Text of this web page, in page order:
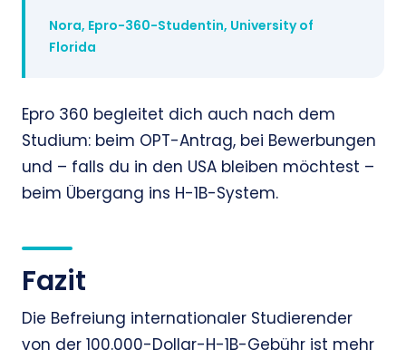
Nora, Epro-360-Studentin, University of
Florida
Epro 360 begleitet dich auch nach dem
Studium: beim OPT-Antrag, bei Bewerbungen
und – falls du in den USA bleiben möchtest –
beim Übergang ins H-1B-System.
Fazit
Die Befreiung internationaler Studierender
von der 100.000-Dollar-H-1B-Gebühr ist mehr